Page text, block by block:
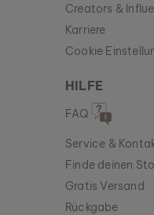
Creators &
Karriere
Cookie
HILFE
FAQ
Service &
Finde deinen
Gratis Versand
Rückgabe